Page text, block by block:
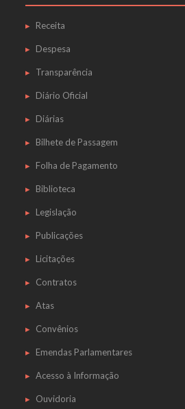
Receita
Despesa
Transparência
Diário Oficial
Diárias
Bilhete de Passagem
Folha de Pagamento
Biblioteca
Legislação
Publicações
Licitações
Contratos
Atas
Convênios
Emendas Parlamentares
Acesso à Informação
Ouvidoria